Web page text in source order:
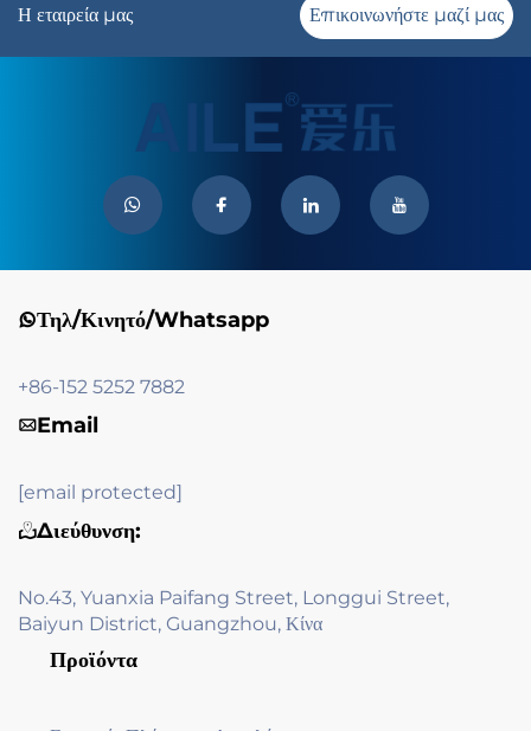
Η εταιρεία μας Επικοινωνήστε μαζί μας
Τηλ/Κινητό/Whatsapp
+86-152 5252 7882
Email
[email protected]
Διεύθυνση:
No.43, Yuanxia Paifang Street, Longgui Street,
Baiyun District, Guangzhou, Κίνα
Προϊόντα